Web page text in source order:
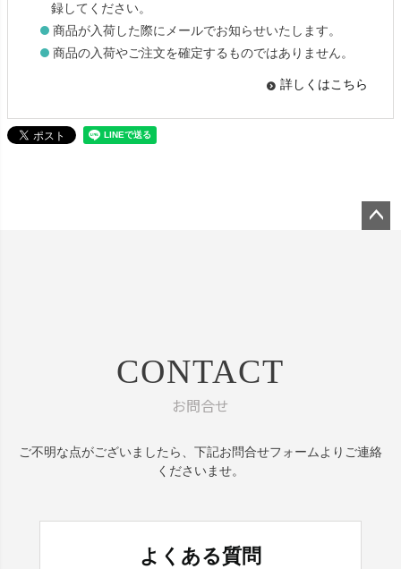
録してください。
商品が入荷した際にメールでお知らせいたします。
商品の入荷やご注文を確定するものではありません。
詳しくはこちら
CONTACT
お問合せ
ご不明な点がございましたら、 下記お問合せフォームよりご連絡
くださいませ。
よくある質問